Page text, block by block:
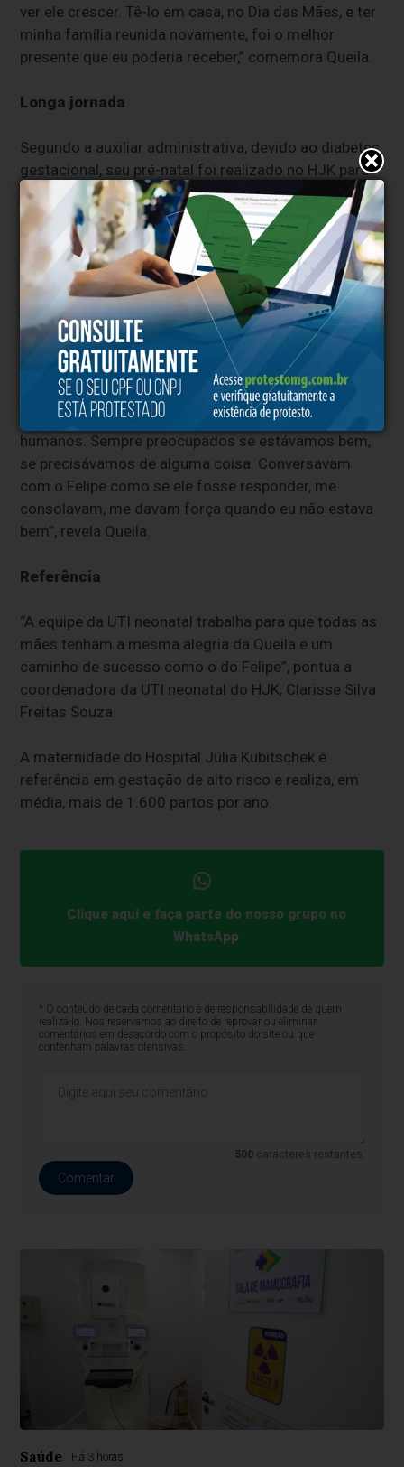
ver ele crescer. Tê-lo em casa, no Dia das Mães, e ter
minha família reunida novamente, foi o melhor
presente que eu poderia receber,” comemora Queila.
Longa jornada
Segundo a auxiliar administrativa, devido ao diabetes
gestacional, seu pré-natal foi realizado no HJK para
facilitar o acompanhamento do seu quadro de saúde.
Os primeiros sinais de que havia algo errado
apareceram no dia 3/12/24, mas Queila atribuiu o
mal-estar “à dor da gravidez” e não buscou ajuda.
Oito dias após, a dor reiniciou mais forte. No dia
seguinte, ela deu entrada no HJK, onde permaneceu
até a alta do Felipe.
“O atendimento no hospital, tanto a mim quanto ao
meu filho, foram excepcionais. Todos os
profissionais foram competentes, atenciosos e
humanos. Sempre preocupados se estávamos bem,
se precisávamos de alguma coisa. Conversavam
com o Felipe como se ele fosse responder, me
consolavam, me davam força quando eu não estava
bem”, revela Queila.
Referência
“A equipe da UTI neonatal trabalha para que todas as
mães tenham a mesma alegria da Queila e um
caminho de sucesso como o do Felipe”, pontua a
coordenadora da UTI neonatal do HJK, Clarisse Silva
Freitas Souza.
A maternidade do Hospital Júlia Kubitschek é
referência em gestação de alto risco e realiza, em
média, mais de 1.600 partos por ano.
Clique aqui e faça parte do nosso grupo no
WhatsApp
* O conteúdo de cada comentário é de responsabilidade de quem
realizá-lo. Nos reservamos ao direito de reprovar ou eliminar
comentários em desacordo com o propósito do site ou que
contenham palavras ofensivas.
500 caracteres restantes.
Comentar
Saúde Há 3 horas